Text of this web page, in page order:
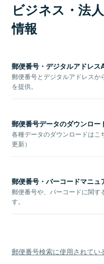
ビジネス・法
情報
郵便番号・デジタルアドレス
郵便番号とデジタルアドレスか
を提供。
郵便番号データのダウンロー
各種データのダウンロードはこ
更新）
郵便番号・バーコードマニュ
郵便番号や、バーコードに関す
す。
郵便番号検索に使用されてい